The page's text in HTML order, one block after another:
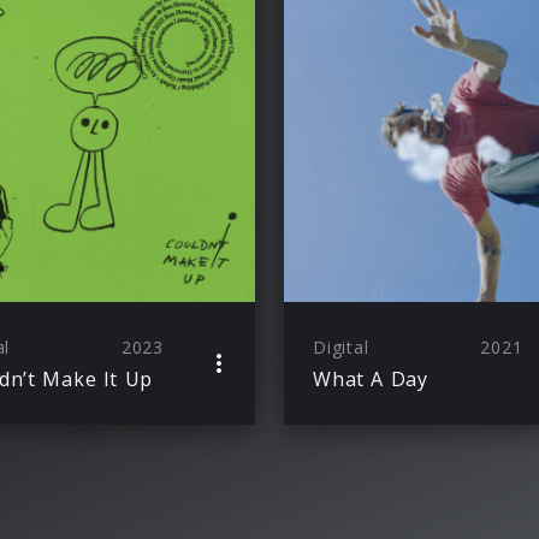
2023
Make It Up
Digital 2021
What A Day